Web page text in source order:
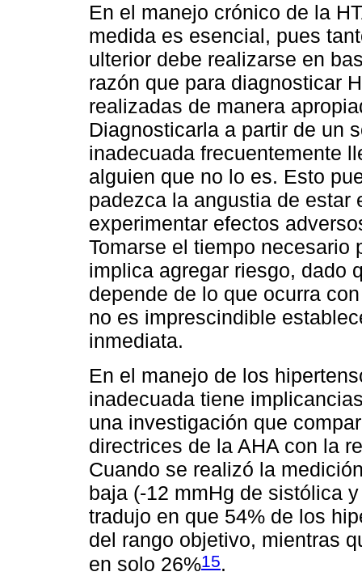
En el manejo crónico de la
medida es esencial, pues
ulterior debe realizarse en
razón que para diagnosticar
realizadas de manera
Diagnosticarla a partir de un
inadecuada frecuentemente
alguien que no lo es. Esto
padezca la angustia de estar
experimentar efectos
Tomarse el tiempo necesario
implica agregar riesgo, dado
depende de lo que ocurra
no es imprescindible
inmediata.
En el manejo de los
inadecuada tiene
una investigación que
directrices de la AHA con la
Cuando se realizó la
baja (-12 mmHg de sistólica
tradujo en que 54% de los
del rango objetivo, mientras
en solo 26%15.